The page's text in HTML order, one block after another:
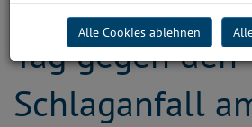
Tag gegen den
Schlaganfall
Alle Cookies ablehnen